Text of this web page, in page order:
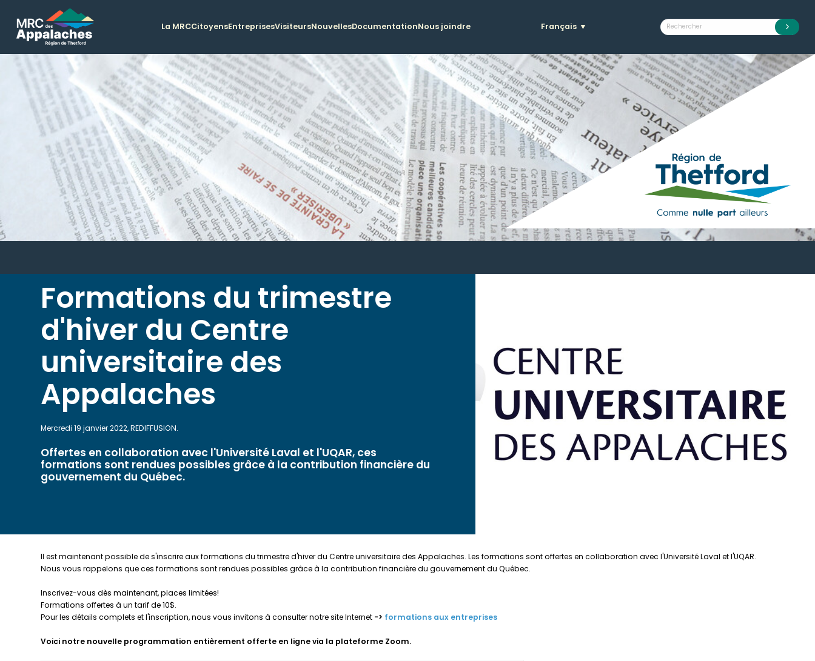
La MRCCitoyensEntreprisesVisiteursNouvellesDocumentationNous joindre Français ▼
Formations du trimestre
d'hiver du Centre
universitaire des
Appalaches
Mercredi 19 janvier 2022, REDIFFUSION.
Offertes en collaboration avec l'Université Laval et l'UQAR, ces
formations sont rendues possibles grâce à la contribution financière du
gouvernement du Québec.
Il est maintenant possible de s'inscrire aux formations du trimestre d'hiver du Centre universitaire des Appalaches. Les formations sont offertes en collaboration avec l'Université Laval et l'UQAR.
Nous vous rappelons que ces formations sont rendues possibles grâce à la contribution financière du gouvernement du Québec.
Inscrivez-vous dès maintenant, places limitées!
Formations offertes à un tarif de 10$.
Pour les détails complets et l'inscription, nous vous invitons à consulter notre site Internet -> formations aux entreprises
Voici notre nouvelle programmation entièrement offerte en lignevia la plateforme Zoom.